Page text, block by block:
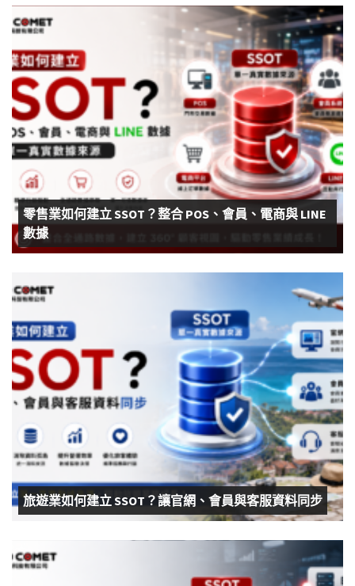
零售業如何建立 SSOT？整合 POS、會員、電商與 LINE
數據
旅遊業如何建立 SSOT？讓官網、會員與客服資料同步